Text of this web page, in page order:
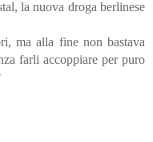
la nuova droga berlinese
ma alla fine non bastava
farli accoppiare per puro